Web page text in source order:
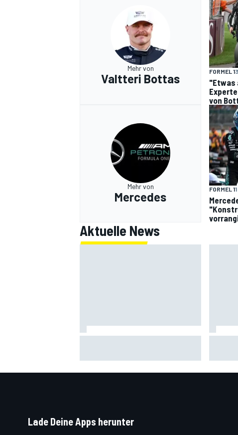
Mehr von
Valtteri Bottas
FORMEL 1
"Etwas
von
Mehr von
Mercedes
FORMEL 1
Aktuelle News
Lade Deine Apps herunter